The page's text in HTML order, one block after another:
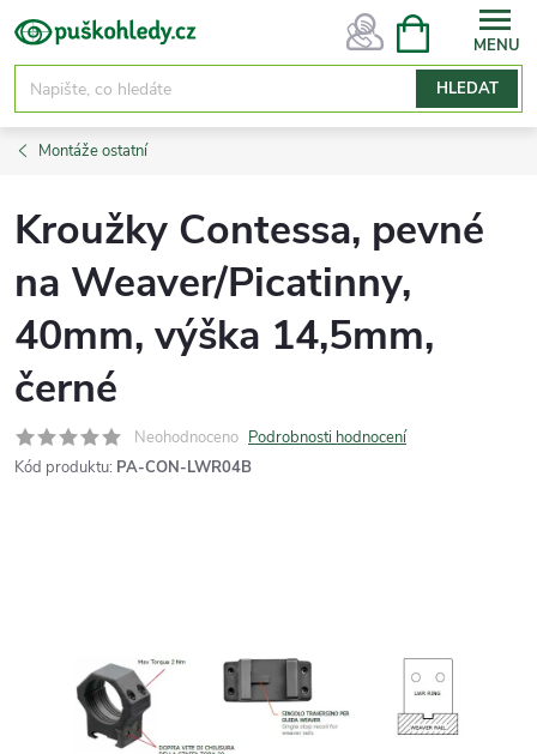
Přejít
na
obsah
HLEDAT
NÁKUPNÍ
Montáže ostatní
Kroužky Contessa, pevné
na Weaver/Picatinny,
40mm, výška 14,5mm,
černé
Neohodnoceno Podrobnosti hodnocení
Kód produktu: PA-CON-LWR04B